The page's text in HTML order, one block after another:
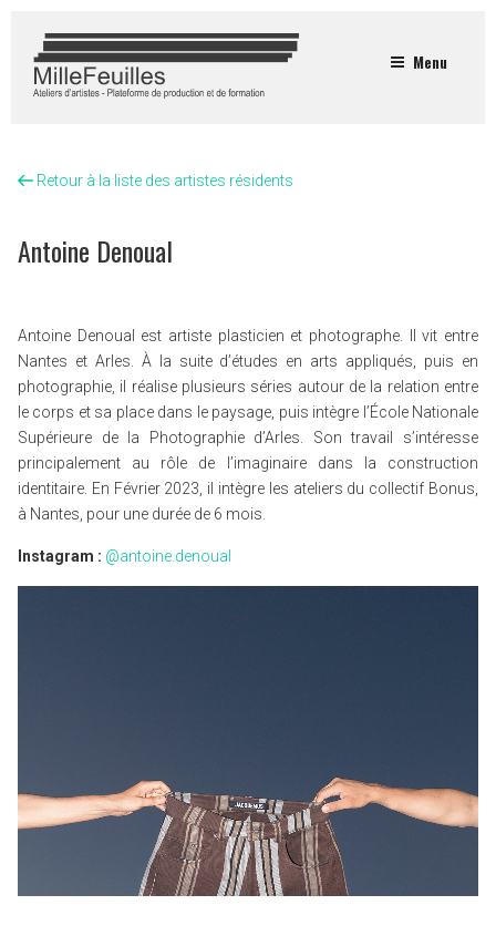
Menu
Retour à la liste des artistes résidents
Antoine Denoual
Antoine Denoual est artiste plasticien et photographe. Il vit entre
Nantes et Arles. À la suite d’études en arts appliqués, puis en
photographie, il réalise plusieurs séries autour de la relation entre
le corps et sa place dans le paysage, puis intègre l’École Nationale
Supérieure de la Photographie d’Arles. Son travail s’intéresse
principalement au rôle de l’imaginaire dans la construction
identitaire. En Février 2023, il intègre les ateliers du collectif Bonus,
à Nantes, pour une durée de 6 mois.
Instagram : @antoine.denoual